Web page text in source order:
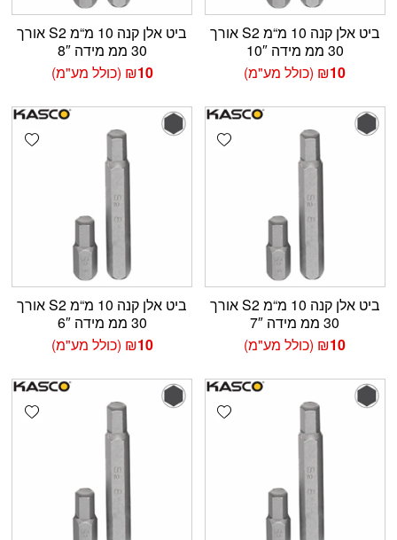
ביט אלן קנה 10 מ“מ S2 אורך
30 ממ מידה 10″
₪10 (כולל מע"מ)
ביט אלן קנה 10 מ“מ S2 אורך
30 ממ מידה 8″
₪10 (כולל מע"מ)
Add wishlist
ביט אלן קנה 10 מ“מ S2 אורך
30 ממ מידה 7″
₪10 (כולל מע"מ)
ביט אלן קנה 10 מ“מ S2 אורך
30 ממ מידה 6″
₪10 (כולל מע"מ)
Add wishlist